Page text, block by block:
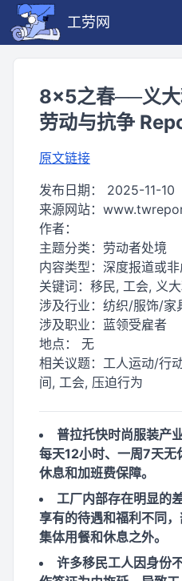
工劳网
8×5之春──义
劳动与抗争
原文链接
发布日期： 2025-11-10
来源网站：
作者：
主题分类： 劳动者处境
内容类型： 深度报道或
关键词： 移民, 工会, 义
涉及行业： 纺织/服饰/家
涉及职业： 蓝领受雇者
地点： 无
相关议题： 工人运动/行
间, 工会, 压迫行为
普拉托快时尚服装产
每天12小时、一周7天无
休息和加班费保障。
工厂内部存在明显的
享有的待遇和福利不同
集体用餐和休息之外。
许多移民工人因身份